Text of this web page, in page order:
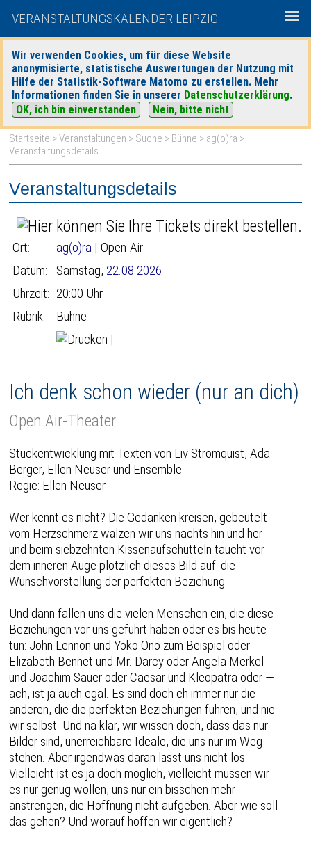
VERANSTALTUNGSKALENDER LEIPZIG
Wir verwenden Cookies, um für diese Website
anonymisierte, statistische Auswertungen der Nutzung mit
Hilfe der Statistik-Software Matomo zu erstellen. Mehr
Informationen finden Sie in unserer Datenschutzerklärung.
OK, ich bin einverstanden
Nein, bitte nicht
heute|morgen| Detaillierte Suche
Startseite >Veranstaltungen > Suche > Bühne > ag(o)ra >
Veranstaltungsdetails
Veranstaltungsdetails
Ort: ag(o)ra | Open-Air
Datum:
Samstag, 22.08.2026
Uhrzeit: 20:00 Uhr
Rubrik:
Bühne
|
Ich denk schon wieder (nur an dich)
Open Air-Theater
Stückentwicklung mit Texten von Liv Strömquist, Ada
Berger, Ellen Neuser und Ensemble
Regie: Ellen Neuser
Wer kennt es nicht? Die Gedanken kreisen, gebeutelt
vom Herzschmerz wälzen wir uns nachts hin und her
und beim siebzehnten Kissenaufschütteln taucht vor
dem inneren Auge plötzlich dieses Bild auf: die
Wunschvorstellung der perfekten Beziehung.
Und dann fallen uns die vielen Menschen ein, die diese
Beziehungen vor uns geführt haben oder es bis heute
tun: John Lennon und Yoko Ono zum Beispiel oder
Elizabeth Bennet und Mr. Darcy oder Angela Merkel
und Joachim Sauer oder Caesar und Kleopatra oder —
ach, ist ja auch egal. Es sind doch eh immer nur die
anderen, die die perfekten Beziehungen führen, und nie
wir selbst. Und na klar, wir wissen doch, dass das nur
Bilder sind, unerreichbare Ideale, die uns nur im Weg
stehen. Aber irgendwas daran lässt uns nicht los.
Vielleicht ist es ja doch möglich, vielleicht müssen wir
es nur genug wollen, uns nur ein bisschen mehr
anstrengen, die Hoffnung nicht aufgeben. Aber wie soll
das gehen? Und worauf hoffen wir eigentlich?